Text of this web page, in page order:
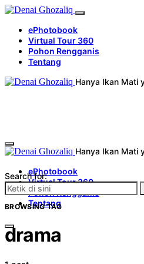
ePhotobook
Virtual Tour 360
Pohon Rengganis
Tentang
Hanya Ikan Mati
Hanya Ikan Mati
ePhotobook
Virtual Tour 360
Pohon Rengganis
Tentang
Search for:
BROWSING TAG
drama